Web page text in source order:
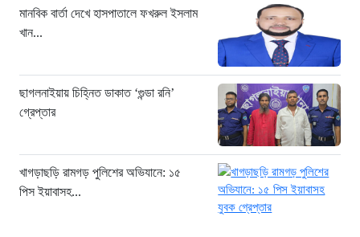
রাখা হয়: চিফ প্রসিকিউটর”
ডিজিএফআইয়ের ‘আয়নাঘর’ পরিদর্শনে
আন্তর্জাতিক অপরাধ ট্রাইব্যুনালের বিচারক
দল
জুলাই জাদুঘরে দলীয় ইতিহাসের ঠাঁই হবে না:
নাহিদ ইসলাম
মানবিক বার্তা দেখে হাসপাতালে ফখরুল ইসলাম
খান...
ছাগলনাইয়ায় চিহ্নিত ডাকাত ‘গুন্ডা রনি’
গ্রেপ্তার
খাগড়াছড়ি রামগড় পুলিশের অভিযানে: ১৫
পিস ইয়াবাসহ...